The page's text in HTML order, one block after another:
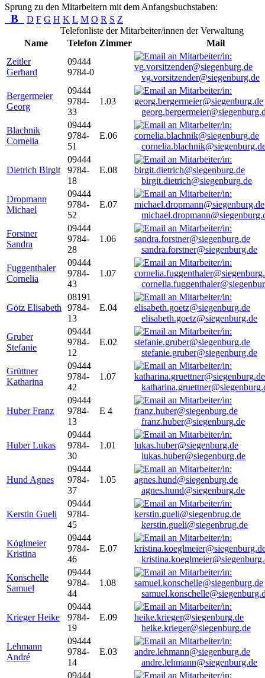
Sprung zu den Mitarbeitern mit dem Anfangsbuchstaben:
B D F G H K L M O R S Z
Telefonliste der Mitarbeiter/innen der Verwaltung
Name
Telefon Zimmer
Mail
Zeitler
Gerhard
09444
9784-0
vg.vorsitzender@siegenburg.de
Bergermeier
Georg
09444
9784-
33
1.03
Blachnik
Cornelia
09444
9784-
51
E.06
Dietrich Birgit
09444
9784-
18
E.08
birgit.dietrich@siegenburg.de
Dropmann
Michael
09444
9784-
52
E.07
Forstner
Sandra
09444
9784-
28
1.06
sandra.forstner@siegenburg.de
Fuggenthaler
Cornelia
09444
9784-
43
1.07
Götz Elisabeth
08191
9784-
13
E.04
elisabeth.goetz@siegenburg.de
Gruber
Stefanie
09444
9784-
12
E.02
stefanie.gruber@siegenburg.de
Grüttner
Katharina
09444
9784-
42
1.07
Huber Franz
09444
9784-
13
E 4
franz.huber@siegenburg.de
Huber Lukas
09444
9784-
30
1.01
lukas.huber@siegenburg.de
Hund Agnes
09444
9784-
37
1.05
agnes.hund@siegenburg.de
Kerstin Gueli
09444
9784-
45
kerstin.gueli@siegenbrug.de
Köglmeier
Kristina
09444
9784-
46
E.07
Konschelle
Samuel
09444
9784-
44
1.08
Krieger Heike
09444
9784-
19
E.09
heike.krieger@siegenburg.de
Lehmann
André
09444
9784-
14
E.03
andre.lehmann@siegenburg.de
09444